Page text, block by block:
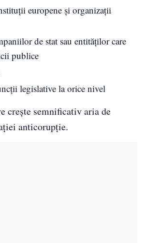
europene și organizații
de stat sau entităților care
publice
legislative la orice nivel
crește semnificativ aria de
anticorupție.